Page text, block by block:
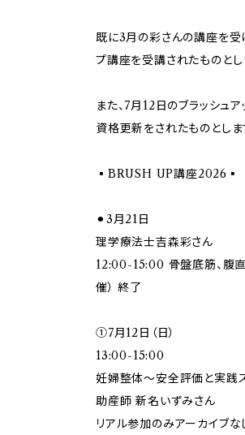
既に3月の彩さんの講座を受
プ講座を受講されたものとし
また、7月12日のブラッシュ
資格更新をされたものとしま
▪️BRUSH UP講座2026▪️
⚫︎3月21日
理学療法士吉森彩さん
12:00-15:00 骨盤底筋、腹
催） 終了
①7月12日（日）
13:00-15:00
妊婦整体～安全評価と実践
助産師 新名いずみさん
リアル参加のみアーカイブな